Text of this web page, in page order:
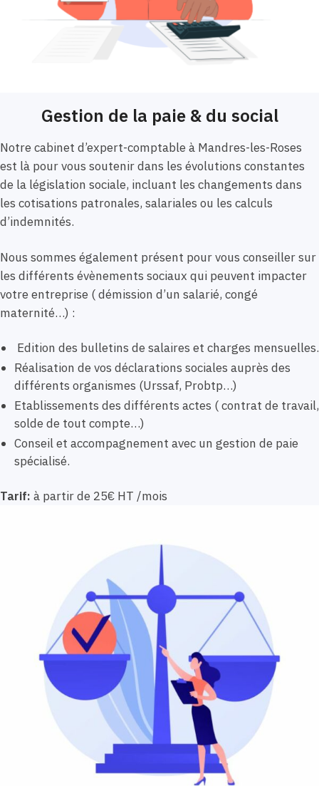
Gestion de la paie & du social
Notre cabinet d’expert-comptable à Mandres-les-Roses
est là pour vous soutenir dans les évolutions constantes
de la législation sociale, incluant les changements dans
les cotisations patronales, salariales ou les calculs
d’indemnités.
Nous sommes également présent pour vous conseiller sur
les différents évènements sociaux qui peuvent impacter
votre entreprise ( démission d’un salarié, congé
maternité…) :
Edition des bulletins de salaires et charges mensuelles.
Réalisation de vos déclarations sociales auprès des
différents organismes (Urssaf, Probtp…)
Etablissements des différents actes ( contrat de travail,
solde de tout compte…)
Conseil et accompagnement avec un gestion de paie
spécialisé.
Tarif: à partir de 25€ HT /mois